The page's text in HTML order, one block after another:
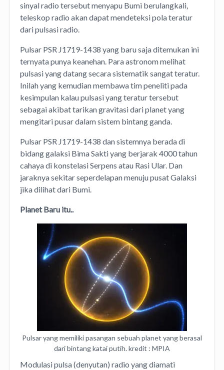
sinyal radio tersebut menyapu Bumi berulangkali,
teleskop radio akan dapat mendeteksi pola teratur
dari pulsasi radio.
Pulsar PSR J1719-1438 yang baru saja ditemukan ini
ternyata punya keanehan. Para astronom melihat
pulsasi yang datang secara sistematik sangat teratur.
Inilah yang kemudian membawa tim peneliti pada
kesimpulan kalau pulsasi yang teratur tersebut
sebagai akibat tarikan gravitasi dari planet yang
mengitari pusar dalam sistem bintang ganda.
Pulsar PSR J1719-1438 dan sistemnya berada di
bidang galaksi Bima Sakti yang berjarak 4000 tahun
cahaya di konstelasi Serpens atau Rasi Ular. Dan
jaraknya sekitar seperdelapan menuju pusat Galaksi
jika dilihat dari Bumi.
Planet Baru itu..
Pulsar yang memiliki pasangan sebuah planet yang berasal
dari bintang katai putih. kredit : MPIA
Modulasi pulsa (denyutan) radio yang diamati